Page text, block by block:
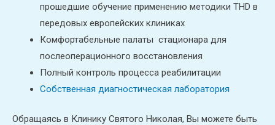
прошедшие обучение применению методики THD в
передовых европейских клиниках
Комфортабельные палаты стационара для
послеоперационного восстановления
Полный контроль процесса реабилитации
Собственная диагностическая лаборатория
Обращаясь в Клинику Святого Николая, Вы можете быть